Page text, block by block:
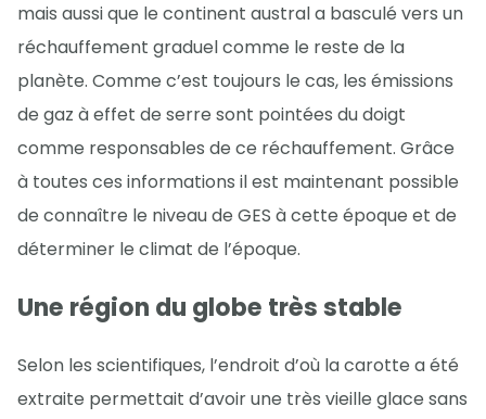
mais aussi que le continent austral a basculé vers un
réchauffement graduel comme le reste de la
planète. Comme c’est toujours le cas, les émissions
de gaz à effet de serre sont pointées du doigt
comme responsables de ce réchauffement. Grâce
à toutes ces informations il est maintenant possible
de connaître le niveau de GES à cette époque et de
déterminer le climat de l’époque.
Une région du globe très stable
Selon les scientifiques, l’endroit d’où la carotte a été
extraite permettait d’avoir une très vieille glace sans